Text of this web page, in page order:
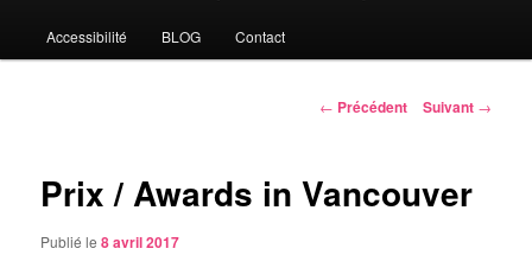
Accessibilité BLOG Contact
Navigation
← Précédent Suivant →
Prix / Awards in Vancouver
Publié le8 avril 2017